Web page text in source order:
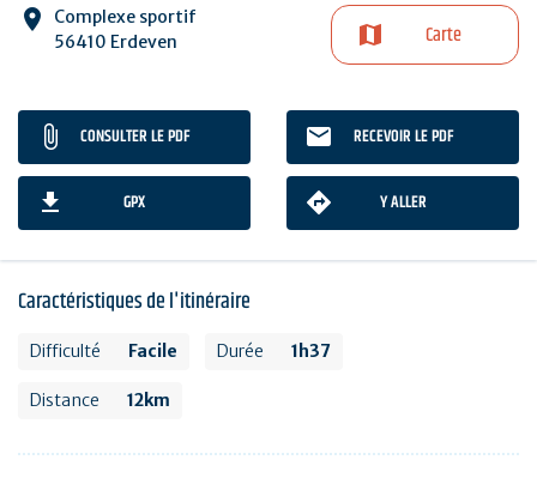
Complexe sportif
56410 Erdeven
Carte
CONSULTER LE PDF RECEVOIR LE PDF
GPX Y ALLER
Caractéristiques de l'itinéraire
Difficulté Facile Durée 1h37
Distance 12km